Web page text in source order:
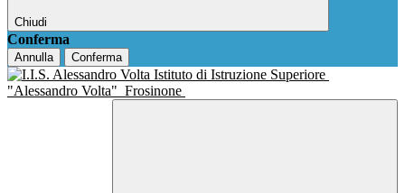
Chiudi
Conferma
Annulla Conferma
Istituto di Istruzione Superiore
"Alessandro Volta" Frosinone